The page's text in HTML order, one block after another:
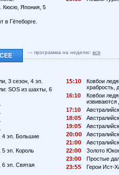
Кюсю, Япония, 5
в Гётеборге.
программа на неделю: вся
3 сезон, 4 эп.
SOS из шахты, 6
4 эп. Большие
5 эп. Король
6 эп. Святая
1 :1
Ковбои
храбрость,
16:1
Ковбои
извиваются
17:1
18:
19:
2
:
21:
22:
Золото
23:
Простые
23:
Герои Ист-